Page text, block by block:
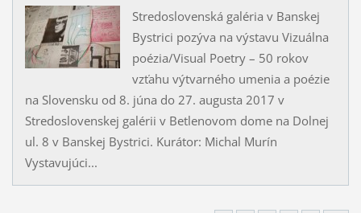
Stredoslovenská galéria v Banskej
Bystrici pozýva na výstavu Vizuálna
poézia/Visual Poetry – 50 rokov
vzťahu výtvarného umenia a poézie
na Slovensku od 8. júna do 27. augusta 2017 v
Stredoslovenskej galérii v Betlenovom dome na Dolnej
ul. 8 v Banskej Bystrici. Kurátor: Michal Murín
Vystavujúci...